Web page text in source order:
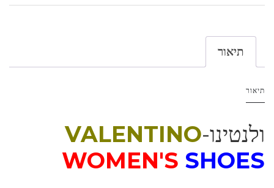
תיאור
תיאור
ולנטינו-VALENTINO
WOMEN'S SHOES